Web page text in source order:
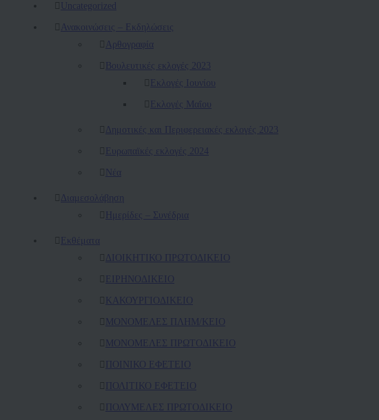
Uncategorized
Ανακοινώσεις – Εκδηλώσεις
Αρθογραφία
Βουλευτικές εκλογές 2023
Εκλογές Ιουνίου
Εκλογές Μαΐου
Δημοτικές και Περιφερειακές εκλογές 2023
Ευρωπαϊκές εκλογές 2024
Νέα
Διαμεσολάβηση
Ημερίδες – Συνέδρια
Εκθέματα
ΔΙΟΙΚΗΤΙΚΟ ΠΡΩΤΟΔΙΚΕΙΟ
ΕΙΡΗΝΟΔΙΚΕΙΟ
ΚAΚΟΥΡΓΙΟΔΙΚΕΙΟ
ΜΟΝΟΜΕΛΕΣ ΠΛΗΜ/ΚΕΙΟ
ΜΟΝΟΜΕΛΕΣ ΠΡΩΤΟΔΙΚΕΙΟ
ΠΟΙΝΙΚΟ ΕΦΕΤΕΙΟ
ΠΟΛΙΤΙΚΟ ΕΦΕΤΕΙΟ
ΠΟΛΥΜΕΛΕΣ ΠΡΩΤΟΔΙΚΕΙΟ